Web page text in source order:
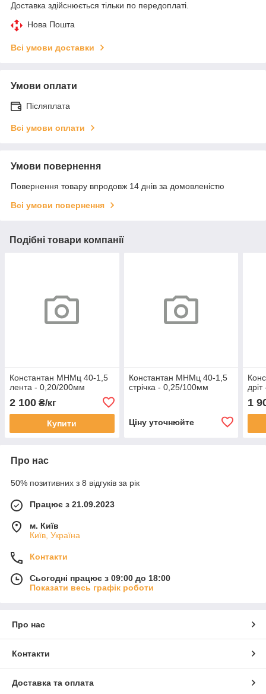
Доставка здійснюється тільки по передоплаті.
Нова Пошта
Всі умови доставки
Умови оплати
Післяплата
Всі умови оплати
Умови повернення
Повернення товару впродовж 14 днів за домовленістю
Всі умови повернення
Подібні товари компанії
Константан МНМц 40-1,5
лента - 0,20/200мм
2 100 ₴/кг
Купити
Константан МНМц 40-1,5
стрічка - 0,25/100мм
Ціну уточнюйте
1
Про нас
50% позитивних з 8 відгуків за рік
Працює з 21.09.2023
м. Київ
Київ, Україна
Контакти
Сьогодні працює з 09:00 до 18:00
Показати весь графік роботи
Про нас
Контакти
Доставка та оплата